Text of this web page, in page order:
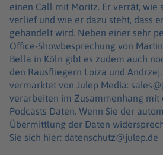
einen Call mit Moritz. Er verrät, wie
verlief und wie er dazu steht, dass
gehandelt wird. Neben einer sehr
Office-Showbesprechung von
Bella in Köln gibt es zudem auch
den Rausfliegern Loiza und Andrzej. Dieser Podcast wird
vermarktet von Julep Media:
verarbeiten im Zusammenhang mit
Podcasts Daten. Wenn Sie der
Übermittlung der Daten
Sie sich hier: datenschutz@julep.de